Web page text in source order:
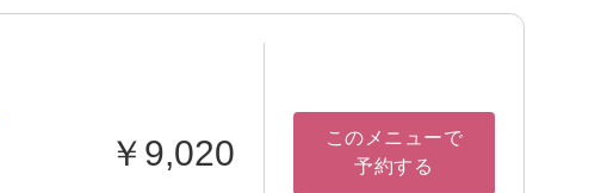
￥9,020
このメニューで
予約する